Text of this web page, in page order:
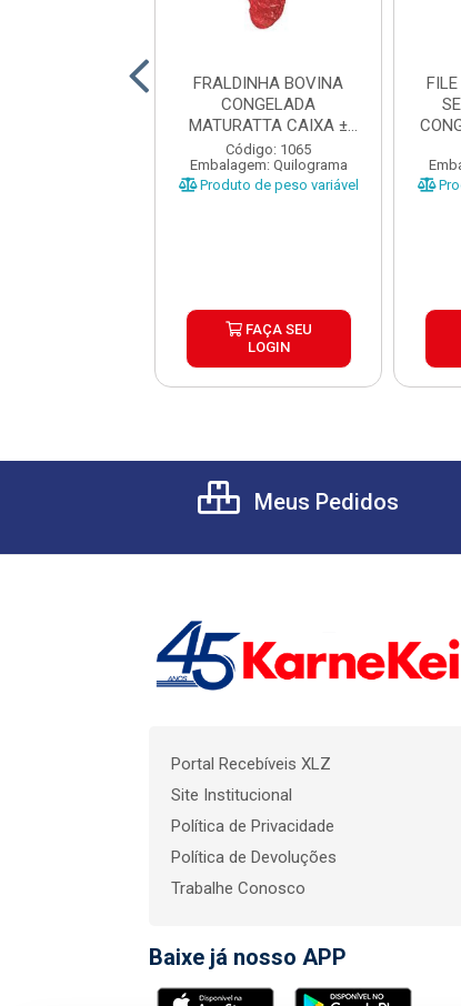
FRALDINHA BOVINA
CONGELADA
MATURATTA CAIXA ±
15KG
Código: 1065
Embalagem: Quilograma
Produto de peso variável
FAÇA SEU
LOGIN
Meus Pedidos
Portal Recebíveis XLZ
Site Institucional
Política de Privacidade
Política de Devoluções
Trabalhe Conosco
Baixe já nosso APP